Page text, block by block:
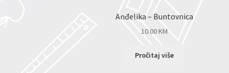
Anđelika – Buntovnica
10.00KM
Pročitaj više